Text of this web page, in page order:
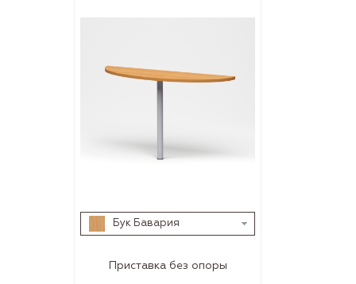
Бук Бавария
Приставка без опоры